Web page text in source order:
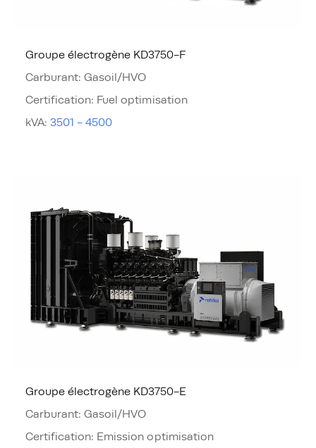
Groupe électrogène KD3750-F
Carburant: Gasoil/HVO
Certification: Fuel optimisation
kVA:3501 - 4500
Groupe électrogène KD3750-E
Carburant: Gasoil/HVO
Certification: Emission optimisation